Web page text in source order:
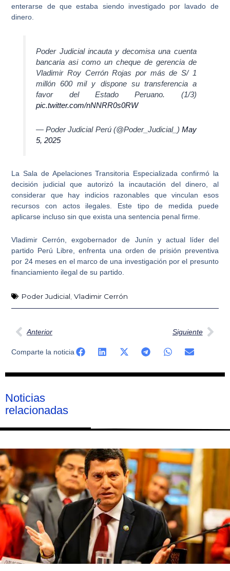
enterarse de que estaba siendo investigado por lavado de
dinero.
Poder Judicial incauta y decomisa una cuenta
bancaria asi como un cheque de gerencia de
Vladimir Roy Cerrón Rojas por más de S/ 1
millón 600 mil y dispone su transferencia a
favor del Estado Peruano. (1/3)
pic.twitter.com/nNNRR0s0RW
— Poder Judicial Perú (@Poder_Judicial_) May
5, 2025
La Sala de Apelaciones Transitoria Especializada confirmó la
decisión judicial que autorizó la incautación del dinero, al
considerar que hay indicios razonables que vinculan esos
recursos con actos ilegales . Este tipo de medida puede
aplicarse incluso sin que exista una sentencia penal firme.
Vladimir Cerrón, exgobernador de Junín y actual líder del
partido Perú Libre , enfrenta una orden de prisión preventiva
por 24 meses en el marco de una investigación por el presunto
financiamiento ilegal de su partido.
Poder Judicial ,Vladimir Cerrón
Ant
Anterior Siguiente
Comparte la noticia
Noticias
relacionadas
Página
Página
Página
Página
Página